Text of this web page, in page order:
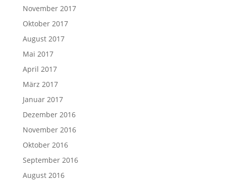
November 2017
Oktober 2017
August 2017
Mai 2017
April 2017
März 2017
Januar 2017
Dezember 2016
November 2016
Oktober 2016
September 2016
August 2016